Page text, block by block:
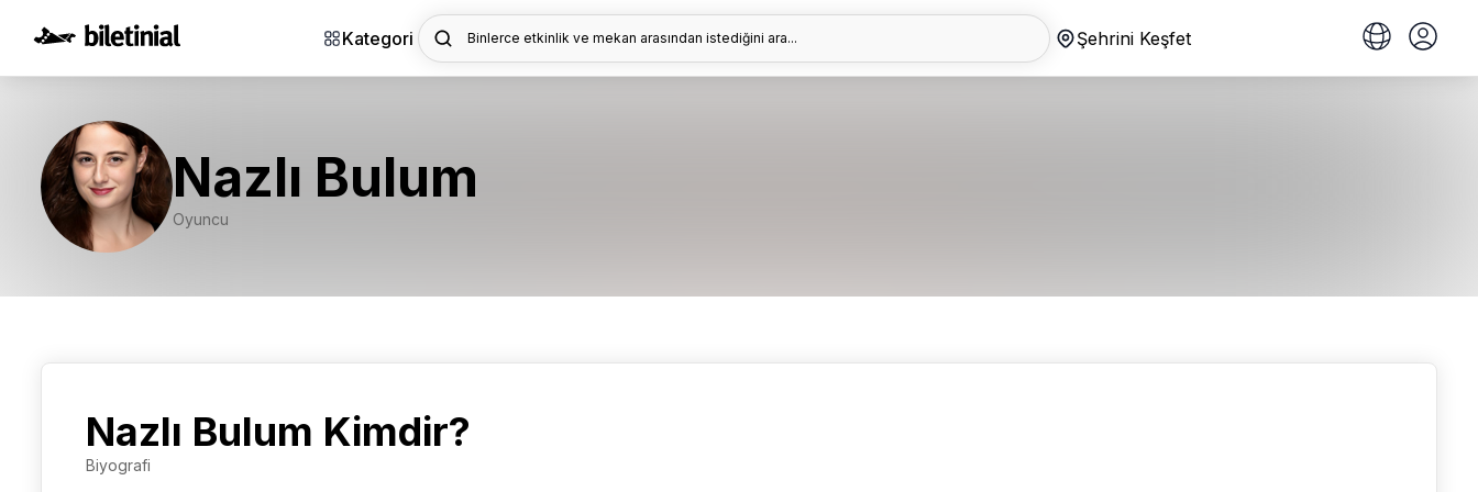
Kategori Binlerce etkinlik ve mekan arasından istediğini ara... Şehrini Keşfet
Nazlı Bulum
Oyuncu
Nazlı Bulum Kimdir?
Biyografi